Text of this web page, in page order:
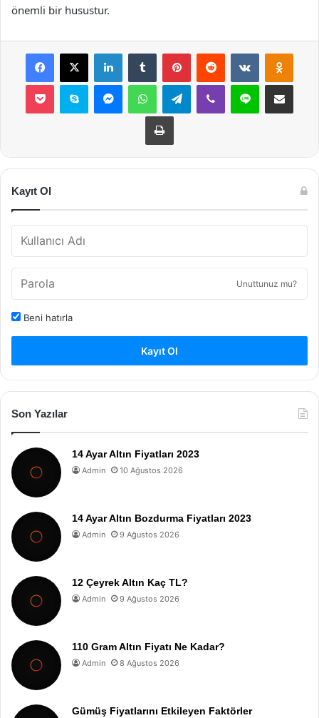
önemli bir husustur.
Facebook
X LinkedInTumblr PinterestReddit VKontakte
Pocket Skype MessengerWhatsAppTelegramViber Line E-Posta ile
Yazdır
Kayıt Ol
Unuttunuz mu?
Beni hatırla
Kayıt Ol
Son Yazılar
14 Ayar Altın Fiyatları 2023
Admin 10 Ağustos 2026
14 Ayar Altın Bozdurma Fiyatları 2023
Admin 9 Ağustos 2026
12 Çeyrek Altın Kaç TL?
Admin 9 Ağustos 2026
110 Gram Altın Fiyatı Ne Kadar?
Admin 8 Ağustos 2026
Gümüş Fiyatlarını Etkileyen Faktörler